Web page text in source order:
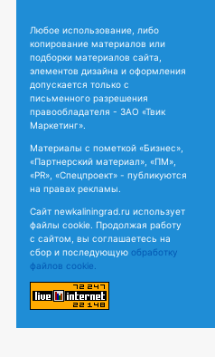
Любое использование, либо
копирование материалов или
подборки материалов сайта,
элементов дизайна и оформления
допускается только с
письменного разрешения
правообладателя - ЗАО «Твик
Маркетинг».
Материалы с пометкой «Бизнес»,
«Партнерский материал», «ПМ»,
«PR», «Спецпроект» - публикуются
на правах рекламы.
Сайт newkaliningrad.ru использует
файлы cookie. Продолжая работу
с сайтом, вы соглашаетесь на
сбор и последующую обработку
файлов cookie.